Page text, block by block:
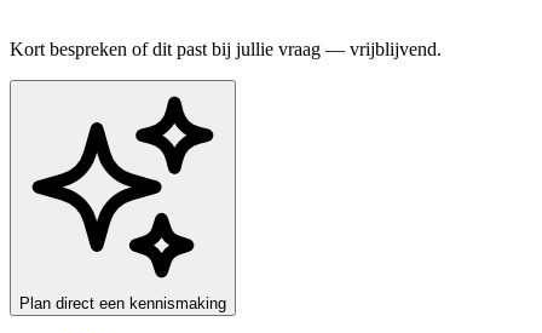
Kort bespreken of dit past bij jullie vraag — vrijblijvend.
Plan direct een kennismaking